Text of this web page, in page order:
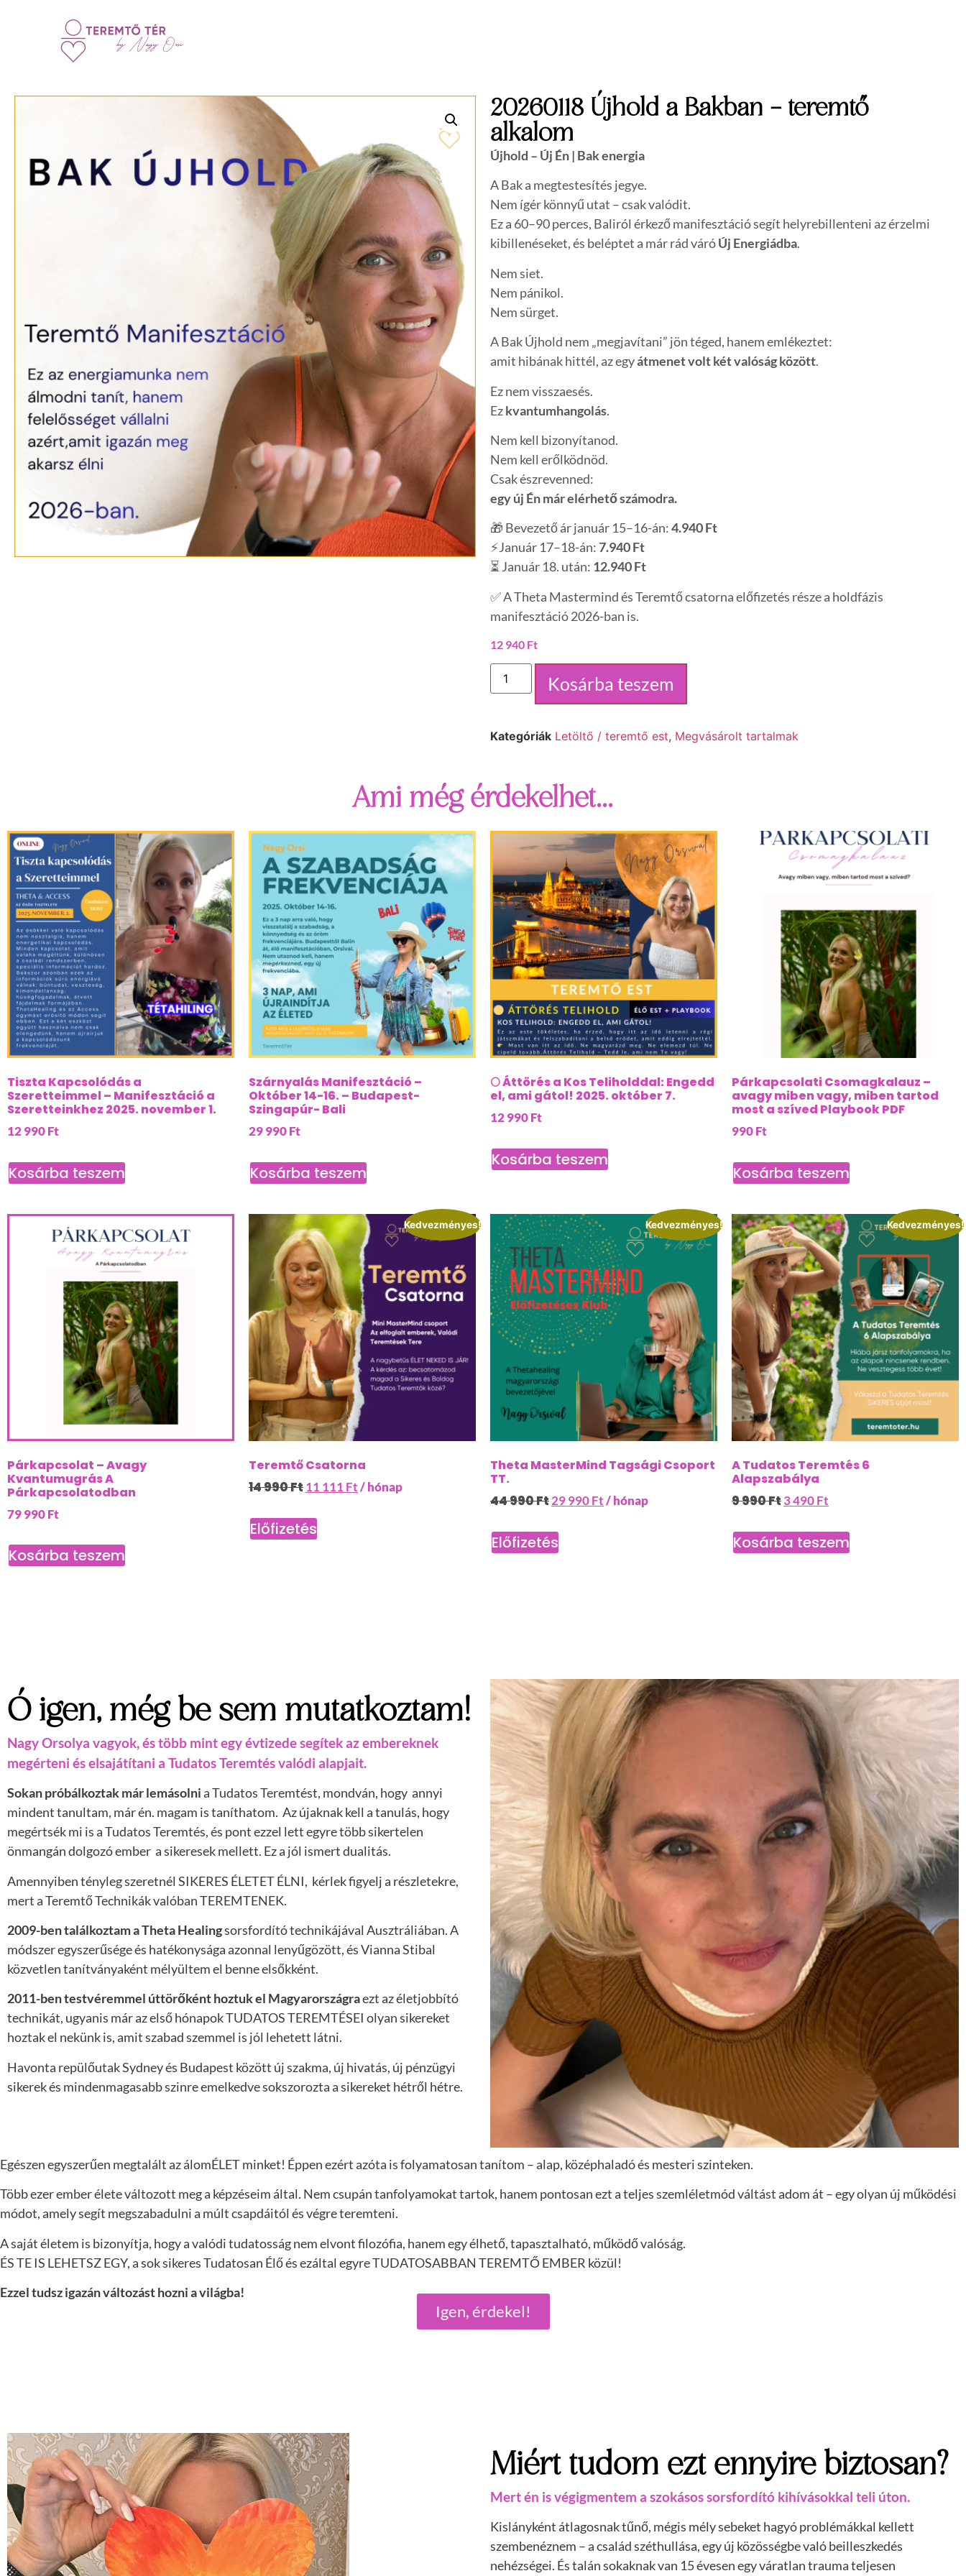
20260118 Újhold a Bakban – teremtő
alkalom
Újhold – Új Én | Bak energia
A Bak a megtestesítés jegye.
Nem ígér könnyű utat – csak valódit.
Ez a 60–90 perces, Baliról érkező manifesztáció segít helyrebillenteni az érzelmi
kibillenéseket, és beléptet a már rád váróÚj Energiádba.
Nem siet.
Nem pánikol.
Nem sürget.
A Bak Újhold nem „megjavítani” jön téged, hanem emlékeztet:
amit hibának hittél, az egyátmenet volt két valóság között.
Ez nem visszaesés.
Ezkvantumhangolás.
Nem kell bizonyítanod.
Nem kell erőlködnöd.
Csak észrevenned:
egy új Én már elérhető számodra.
🎁 Bevezető ár január 15–16-án:4.940 Ft
⚡Január 17–18-án:7.940 Ft
⏳ Január 18. után: 12.940 Ft
✅ A Theta Mastermind és Teremtő csatorna előfizetés része a holdfázis
manifesztáció 2026-ban is.
12 940 Ft
Kosárba teszem
Kategóriák Letöltő / teremtő est, Megvásárolt tartalmak
Ami még érdekelhet...
Tiszta Kapcsolódás a
Szeretteimmel – Manifesztáció a
Szeretteinkhez 2025. november 1.
12 990Ft
Kosárba teszem
Szárnyalás Manifesztáció –
Október 14-16. – Budapest-
Szingapúr- Bali
29 990Ft
Kosárba teszem
🌕 Áttörés a Kos Teliholddal: Engedd
el, ami gátol! 2025. október 7.
12 990Ft
Kosárba teszem
Párkapcsolati Csomagkalauz –
avagy miben vagy, miben tartod
most a szíved Playbook PDF
990Ft
Kosárba teszem
Párkapcsolat – Avagy
Kvantumugrás A
Párkapcsolatodban
79 990Ft
Kosárba teszem
Kedvezményes!
Teremtő Csatorna
14 990Ft11 111 Ft/ hónap
Előfizetés
Kedvezményes!
Theta MasterMind Tagsági Csoport
TT.
44 990Ft29 990Ft/ hónap
Előfizetés
Kedvezményes!
A Tudatos Teremtés 6
Alapszabálya
9 990Ft3 490Ft
Kosárba teszem
Ó igen, még be sem mutatkoztam!
Nagy Orsolya vagyok, és több mint egy évtizede segítek az embereknek
megérteni és elsajátítani a Tudatos Teremtés valódi alapjait.
Sokan próbálkoztak már lemásolnia Tudatos Teremtést, mondván, hogy annyi
mindent tanultam, már én. magam is taníthatom. Az újaknak kell a tanulás, hogy
megértsék mi is a Tudatos Teremtés, és pont ezzel lett egyre több sikertelen
önmangán dolgozó ember a sikeresek mellett. Ez a jól ismert dualitás.
Amennyiben tényleg szeretnél SIKERES ÉLETET ÉLNI, kérlek figyelj a részletekre,
mert a Teremtő Technikák valóban TEREMTENEK.
2009-ben találkoztam a Theta Healingsorsfordító technikájával Ausztráliában. A
módszer egyszerűsége és hatékonysága azonnal lenyűgözött, és Vianna Stibal
közvetlen tanítványaként mélyültem el benne elsőkként.
2011-ben testvéremmel úttörőként hoztuk el Magyarországraezt az életjobbító
technikát, ugyanis már az első hónapok TUDATOS TEREMTÉSEI olyan sikereket
hoztak el nekünk is, amit szabad szemmel is jól lehetett látni.
Havonta repülőutak Sydney és Budapest között új szakma, új hivatás, új pénzügyi
sikerek és mindenmagasabb szinre emelkedve sokszorozta a sikereket hétről hétre.
Igen, érdekel!
Egészen egyszerűen megtalált az álomÉLET minket! Éppen ezért azóta is folyamatosan tanítom – alap, középhaladó és mesteri szinteken.
Több ezer ember élete változott meg a képzéseim által. Nem csupán tanfolyamokat tartok, hanem pontosan ezt a teljes szemléletmód váltást adom át – egy olyan új működési
módot, amely segít megszabadulni a múlt csapdáitól és végre teremteni.
A saját életem is bizonyítja, hogy a valódi tudatosság nem elvont filozófia, hanem egy élhető, tapasztalható, működő valóság.
ÉS TE IS LEHETSZ EGY, a sok sikeres Tudatosan Élő és ezáltal egyre TUDATOSABBAN TEREMTŐ EMBER közül!
Ezzel tudsz igazán változást hozni a világba!
Miért tudom ezt ennyire biztosan?
Mert én is végigmentem a szokásos sorsfordító kihívásokkal teli úton.
Kislányként átlagosnak tűnő, mégis mély sebeket hagyó problémákkal kellett
szembenéznem – a család széthullása, egy új közösségbe való beilleszkedés
nehézségei. És talán sokaknak van 15 évesen egy váratlan trauma teljesen